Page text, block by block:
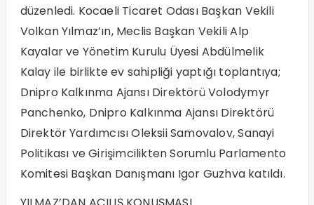
düzenledi. Kocaeli Ticaret Odası Başkan Vekili
Volkan Yılmaz’ın, Meclis Başkan Vekili Alp
Kayalar ve Yönetim Kurulu Üyesi Abdülmelik
Kalay ile birlikte ev sahipliği yaptığı toplantıya;
Dnipro Kalkınma Ajansı Direktörü Volodymyr
Panchenko, Dnipro Kalkınma Ajansı Direktörü
Direktör Yardımcısı Oleksii Samovalov, Sanayi
Politikası ve Girişimcilikten Sorumlu Parlamento
Komitesi Başkan Danışmanı Igor Guzhva katıldı.